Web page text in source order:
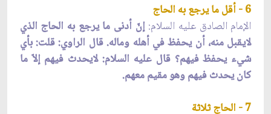
6 - أقل ما يرجع به الحاج
الإمام الصادق عليه السلام:إنّ أدنى ما يرجع به الحاج الذي
لايقبل منه، أن يحفظ في أهله وماله. قال الراوي: قلت: بأي
شيء يحفظ فيهم؟ قال عليه السلام: لايحدث فيهم إلاّ ما
كان يحدث فيهم وهو مقيم معهم.
7 - الحاج ثلاثة